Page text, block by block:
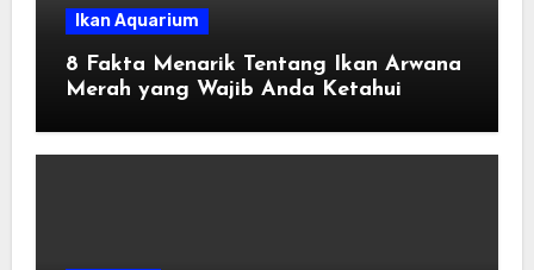
Ikan Aquarium
8 Fakta Menarik Tentang Ikan Arwana
Merah yang Wajib Anda Ketahui